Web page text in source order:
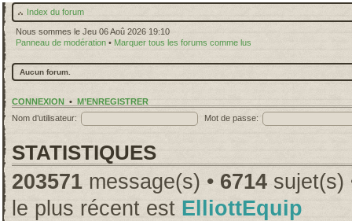
Index du forum
Nous sommes le Jeu 06 Aoû 2026 19:10
Panneau de modération • Marquer tous les forums comme lus
Aucun forum.
CONNEXION • M’ENREGISTRER
Nom d’utilisateur:
Mot de passe:
STATISTIQUES
203571 message(s) • 6714 sujet(s)
le plus récent est ElliottEquip